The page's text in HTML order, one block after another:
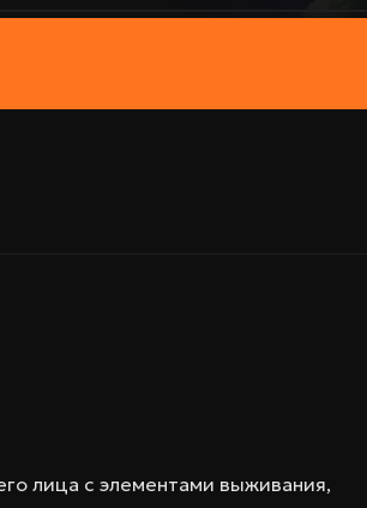
лица с элементами выживания,